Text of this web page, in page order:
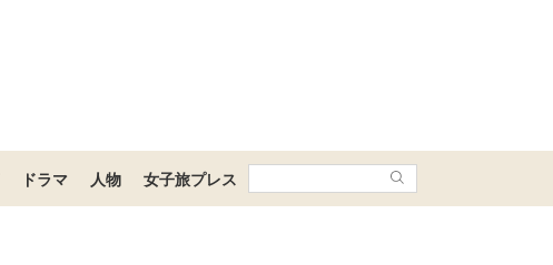
ドラマ 人物 女子旅プレス